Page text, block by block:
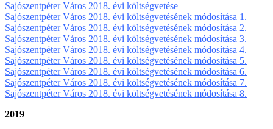
Sajószentpéter Város 2018. évi költségvetése
Sajószentpéter Város 2018. évi költségvetésének módosítása 1.
Sajószentpéter Város 2018. évi költségvetésének módosítása 2.
Sajószentpéter Város 2018. évi költségvetésének módosítása 3.
Sajószentpéter Város 2018. évi költségvetésének módosítása 4.
Sajószentpéter Város 2018. évi költségvetésének módosítása 5.
Sajószentpéter Város 2018. évi költségvetésének módosítása 6.
Sajószentpéter Város 2018. évi költségvetésének módosítása 7.
Sajószentpéter Város 2018. évi költségvetésének módosítása 8.
2019